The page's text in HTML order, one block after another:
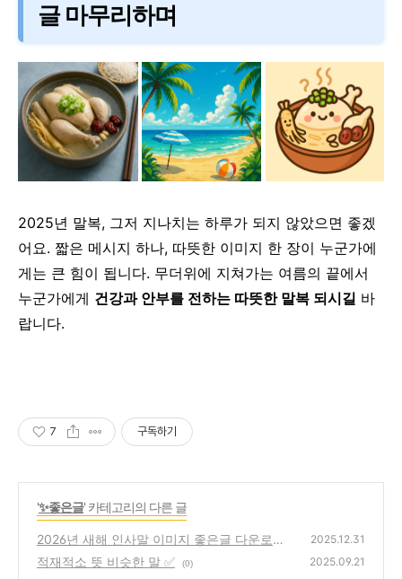
글 마무리하며
2025년 말복, 그저 지나치는 하루가 되지 않았으면 좋겠
어요. 짧은 메시지 하나, 따뜻한 이미지 한 장이 누군가에
게는 큰 힘이 됩니다. 무더위에 지쳐가는 여름의 끝에서
누군가에게 건강과 안부를 전하는 따뜻한 말복 되시길 바
랍니다.
7 구독하기
'✨좋은글' 카테고리의 다른 글
2026년 새해 인사말 이미지 좋은글 다운로드
✅
(0)
2025.12.31
적재적소 뜻 비슷한 말 ✅ (0) 2025.09.21